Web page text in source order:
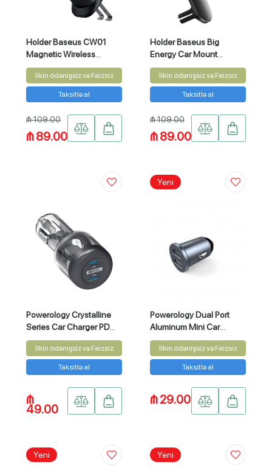
Holder Baseus CW01
Magnetic Wireless
Charging Car Mount 15W
İlkin ödənişsiz və Faizsiz
Taksitlə al
₼ 109.00
₼ 89.00
Holder Baseus Big
Energy Car Mount
Wireless Charger
İlkin ödənişsiz və Faizsiz
Taksitlə al
₼ 109.00
₼ 89.00
Powerology Crystalline
Series Car Charger PD
35W
İlkin ödənişsiz və Faizsiz
Taksitlə al
₼
49.00
Yeni
Powerology Dual Port
Aluminum Mini Car
Charger 4.8A 24W
İlkin ödənişsiz və Faizsiz
Taksitlə al
₼ 29.00
Yeni Yeni